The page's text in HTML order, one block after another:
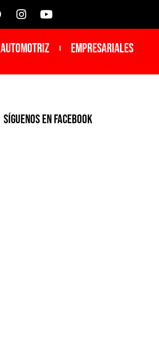
Automotriz Empresariales
SíGUENOS EN FACEBOOK